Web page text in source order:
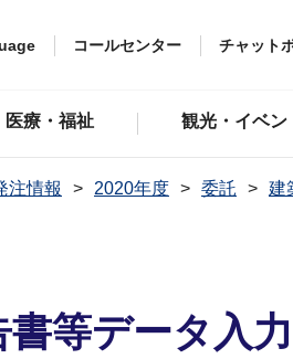
コールセンター チャット
医療・福祉 観光・イベン
注情報 2020年度 委託
建
書等データ入